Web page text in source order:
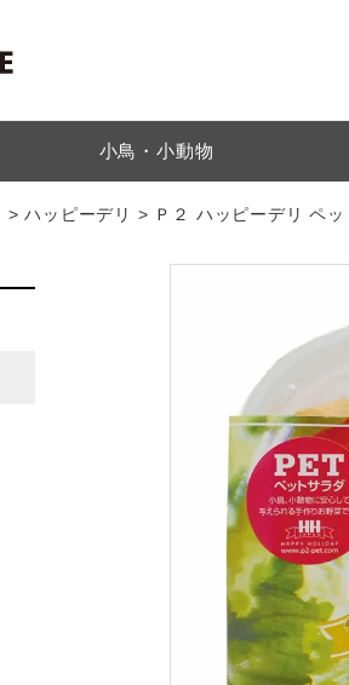
小鳥・小動物
ハッピーデリ Ｐ２ ハッピーデリ ペ